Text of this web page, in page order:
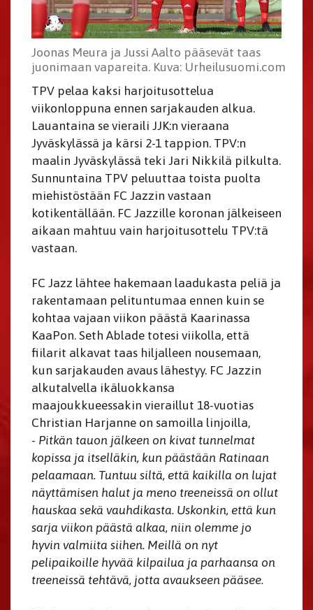
Joonas Meura ja Jussi Aalto pääsevät taas
juonimaan vapareita. Kuva: Urheilusuomi.com
TPV pelaa kaksi harjoitusottelua
viikonloppuna ennen sarjakauden alkua.
Lauantaina se vieraili JJK:n vieraana
Jyväskylässä ja kärsi 2-1 tappion. TPV:n
maalin Jyväskylässä teki Jari Nikkilä pilkulta.
Sunnuntaina TPV peluuttaa toista puolta
miehistöstään FC Jazzin vastaan
kotikentällään. FC Jazzille koronan jälkeiseen
aikaan mahtuu vain harjoitusottelu TPV:tä
vastaan.
FC Jazz lähtee hakemaan laadukasta peliä ja
rakentamaan pelituntumaa ennen kuin se
kohtaa vajaan viikon päästä Kaarinassa
KaaPon. Seth Ablade totesi viikolla, että
fiilarit alkavat taas hiljalleen nousemaan,
kun sarjakauden avaus lähestyy. FC Jazzin
alkutalvella ikäluokkansa
maajoukkueessakin vieraillut 18-vuotias
Christian Harjanne on samoilla linjoilla,
- Pitkän tauon jälkeen on kivat tunnelmat
kopissa ja itselläkin, kun päästään Ratinaan
pelaamaan. Tuntuu siltä, että kaikilla on lujat
näyttämisen halut ja meno treeneissä on ollut
hauskaa sekä vauhdikasta. Uskonkin, että kun
sarja viikon päästä alkaa, niin olemme jo
hyvin valmiita siihen. Meillä on nyt
pelipaikoille hyvää kilpailua ja parhaansa on
treeneissä tehtävä, jotta avaukseen pääsee.